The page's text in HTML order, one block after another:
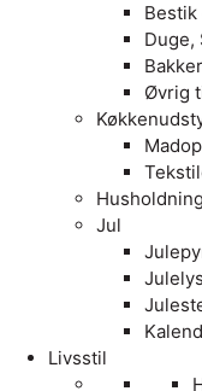
Øvrig
Jul
Julelys
Livsstil